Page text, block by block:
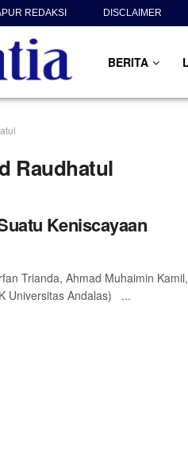
REDAKSI DISCLAIMER
BERITA
Raudhatul
Keniscayaan
Trianda, Ahmad Muhaimin
Universitas Andalas) ...